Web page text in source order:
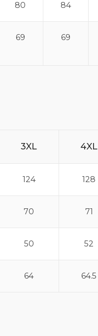
80 84
69 69
3XL 4XL
124 128
70 71
50 52
64 64.5